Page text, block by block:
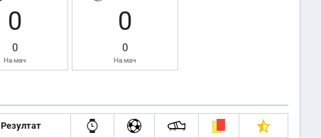
0
0
На мач
0
0
На мач
Резултат